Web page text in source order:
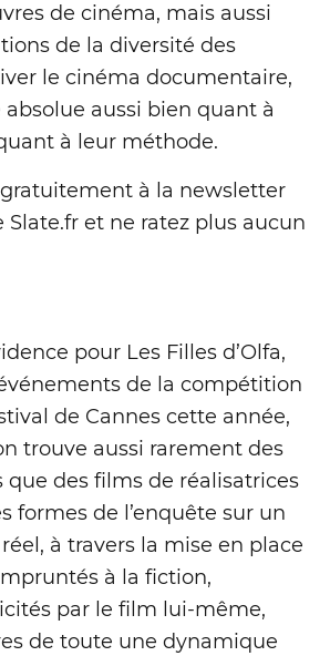
de cinéma, mais aussi
de la diversité des
le cinéma documentaire,
absolue aussi bien quant à
à leur méthode.
à la newsletter
et ne ratez plus aucun
pour Les Filles d’Olfa,
de la compétition
de Cannes cette année,
trouve aussi rarement des
des films de réalisatrices
formes de l’enquête sur un
à travers la mise en place
à la fiction,
par le film lui-même,
de toute une dynamique